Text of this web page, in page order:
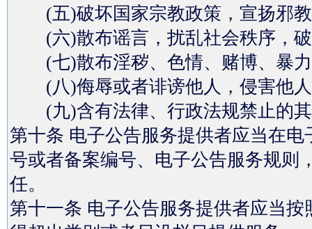
(五)破坏国家宗教政策，宣扬邪教
(六)散布谣言，扰乱社会秩序，破
(七)散布淫秽、色情、赌博、暴力
(八)侮辱或者诽谤他人，侵害他人
(九)含有法律、行政法规禁止的其
第十条 电子公告服务提供者应当在
号或者备案编号、电子公告服务规则
任。
第十一条 电子公告服务提供者应当